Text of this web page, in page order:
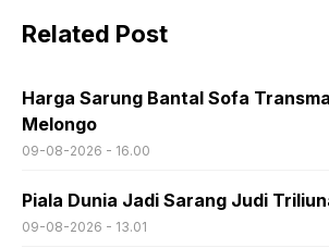
Related Post
Harga Sarung Bantal Sofa
Melongo
09-08-2026 - 16.00
Piala Dunia Jadi Sarang Judi
09-08-2026 - 13.01